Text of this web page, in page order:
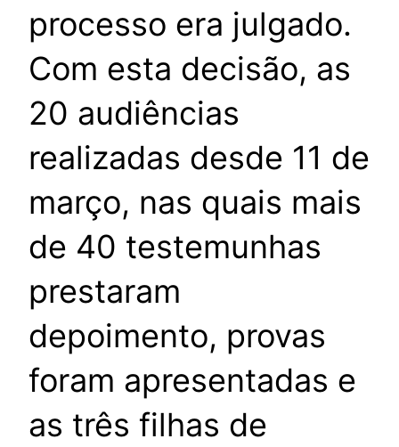
processo era julgado.
Com esta decisão, as
20 audiências
realizadas desde 11 de
março, nas quais mais
de 40 testemunhas
prestaram
depoimento, provas
foram apresentadas e
as três filhas de